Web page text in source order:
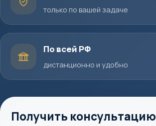
только по вашей задаче
По всей РФ
дистанционно и удобно
Получить консультацию